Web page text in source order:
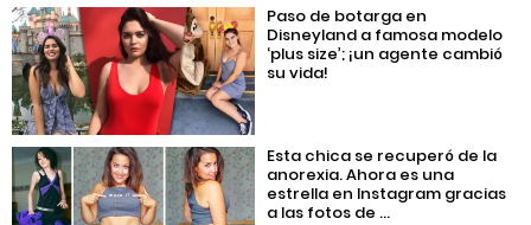
Paso de botarga en
Disneyland a famosa modelo
‘plus size’; ¡un agente cambió
su vida!
Esta chica se recuperó de la
anorexia. Ahora es una
estrella en Instagram gracias
a las fotos de ...